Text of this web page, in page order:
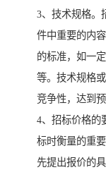
3、技术规格。
件中重要的内
的标准，如一
等。技术规格
竞争性，达到
4、招标价格的
标时衡量的重
先提出报价的